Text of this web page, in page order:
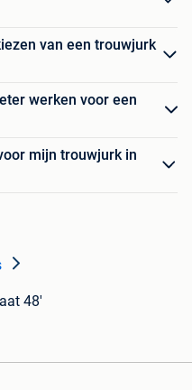
van een trouwjurk
werken voor een
mijn trouwjurk in
48'